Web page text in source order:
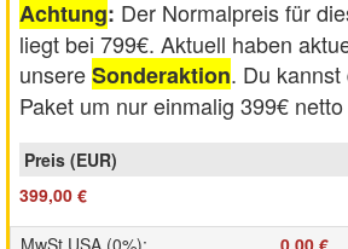
Achtung: Der Normalpreis für
liegt bei 799€. Aktuell haben
unsereSonderaktion. Du
Paket um nur einmalig 399€
399,00 €